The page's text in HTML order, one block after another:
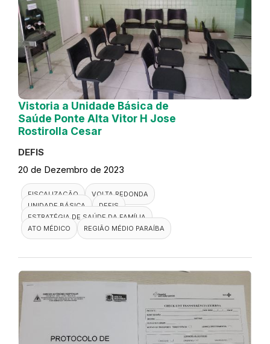
Vistoria a Unidade Básica de
Saúde Ponte Alta Vitor H Jose
Rostirolla Cesar
DEFIS
20 de Dezembro de 2023
FISCALIZAÇÃO
VOLTA REDONDA
UNIDADE BÁSICA
DEFIS
ESTRATÉGIA DE SAÚDE DA FAMÍLIA
ATO MÉDICO
REGIÃO MÉDIO PARAÍBA